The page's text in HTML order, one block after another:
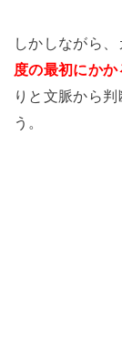
しかしながら
度の最初にかか
りと文脈から
う。